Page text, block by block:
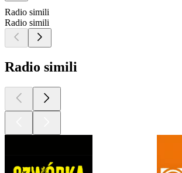
Radio simili
Radio simili
Radio simili